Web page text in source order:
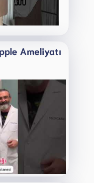
Ameliyatı